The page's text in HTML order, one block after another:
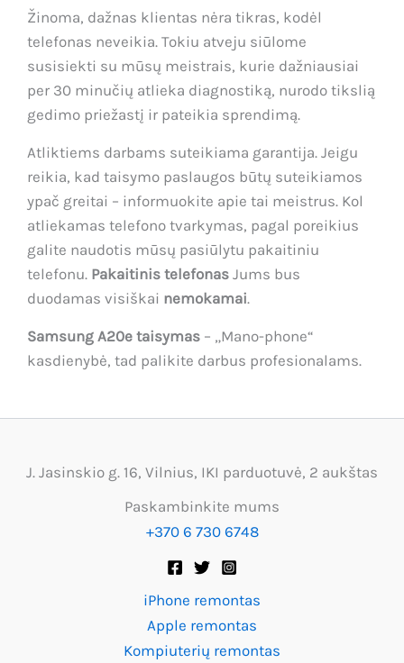
Žinoma, dažnas klientas nėra tikras, kodėl
telefonas neveikia. Tokiu atveju siūlome
susisiekti su mūsų meistrais, kurie dažniausiai
per 30 minučių atlieka diagnostiką, nurodo tikslią
gedimo priežastį ir pateikia sprendimą.
Atliktiems darbams suteikiama garantija. Jeigu
reikia, kad taisymo paslaugos būtų suteikiamos
ypač greitai – informuokite apie tai meistrus. Kol
atliekamas telefono tvarkymas, pagal poreikius
galite naudotis mūsų pasiūlytu pakaitiniu
telefonu. Pakaitinis telefonas Jums bus
duodamas visiškai nemokamai.
Samsung A20e taisymas – „Mano-phone“
kasdienybė, tad palikite darbus profesionalams.
J. Jasinskio g. 16, Vilnius, IKI parduotuvė, 2 aukštas
Paskambinkite mums
+370 6 730 6748
iPhone remontas
Apple remontas
Kompiuterių remontas